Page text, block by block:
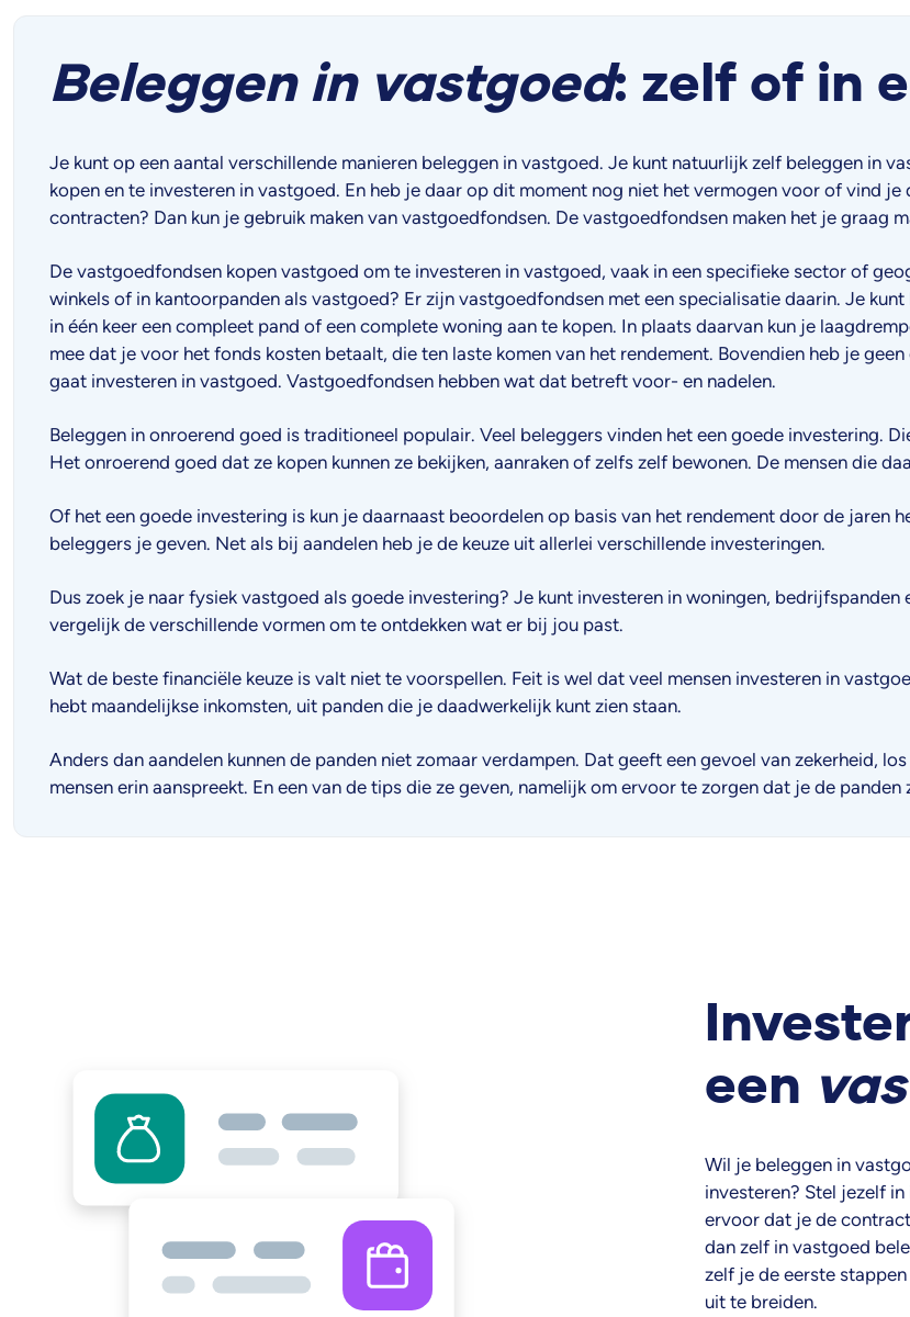
Beleggen in vastgoed: zelf of in
Je kunt op een aantal verschillende manieren beleggen in vastgoed. Je kunt natuurlijk zelf beleggen in
kopen en te investeren in vastgoed. En heb je daar op dit moment nog niet het vermogen voor of vind
contracten? Dan kun je gebruik maken van vastgoedfondsen. De vastgoedfondsen maken het je graag
De vastgoedfondsen kopen vastgoed om te investeren in vastgoed, vaak in een specifieke sector of
winkels of in kantoorpanden als vastgoed? Er zijn vastgoedfondsen met een specialisatie daarin. Je
in één keer een compleet pand of een complete woning aan te kopen. In plaats daarvan kun je
mee dat je voor het fonds kosten betaalt, die ten laste komen van het rendement. Bovendien heb je
gaat investeren in vastgoed. Vastgoedfondsen hebben wat dat betreft voor- en nadelen.
Beleggen in onroerend goed is traditioneel populair. Veel beleggers vinden het een goede investering.
Het onroerend goed dat ze kopen kunnen ze bekijken, aanraken of zelfs zelf bewonen. De mensen die
Of het een goede investering is kun je daarnaast beoordelen op basis van het rendement door de jaren
beleggers je geven. Net als bij aandelen heb je de keuze uit allerlei verschillende investeringen.
Dus zoek je naar fysiek vastgoed als goede investering? Je kunt investeren in woningen,
vergelijk de verschillende vormen om te ontdekken wat er bij jou past.
Wat de beste financiële keuze is valt niet te voorspellen. Feit is wel dat veel mensen investeren in
hebt maandelijkse inkomsten, uit panden die je daadwerkelijk kunt zien staan.
Anders dan aandelen kunnen de panden niet zomaar verdampen. Dat geeft een gevoel van zekerheid,
mensen erin aanspreekt. En een van de tips die ze geven, namelijk om ervoor te zorgen dat je de panden
een
Wil je beleggen in
investeren? Stel jezelf
ervoor dat je de
dan zelf in vastgoed
zelf je de eerste
uit te breiden.